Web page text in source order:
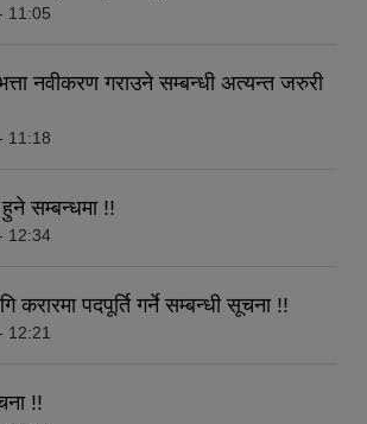
11:05
नवीकरण गराउने सम्बन्धी अत्यन्त जरुरी
11:18
सम्बन्धमा !!
12:34
करारमा पदपूर्ति गर्ने सम्बन्धी सूचना !!
12:21
!!